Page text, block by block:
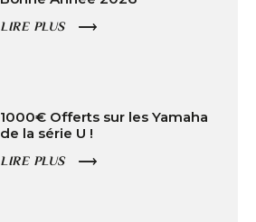
LIRE PLUS
1000€ Offerts sur les Yamaha
de la série U !
LIRE PLUS